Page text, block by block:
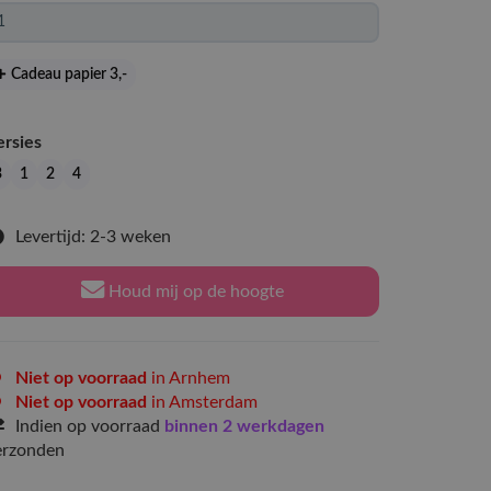
Cadeau papier 3,-
1 2 4
Levertijd: 2-3 weken
Houd mij op de hoogte
Niet op voorraad in Arnhem
Niet op voorraad in Amsterdam
Indien op voorraad binnen 2 werkdagen